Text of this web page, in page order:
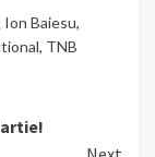
Ion Baiesu,
, TNB